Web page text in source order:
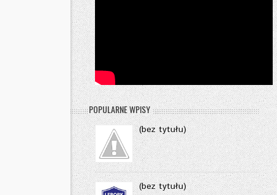
POPULARNE WPISY
(bez tytułu)
(bez tytułu)